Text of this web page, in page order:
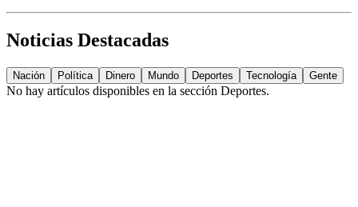
Noticias Destacadas
Nación Política Dinero Mundo Deportes Tecnología Gente
No hay artículos disponibles en la sección Deportes.